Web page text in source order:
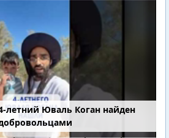
летний Юваль Коган найден